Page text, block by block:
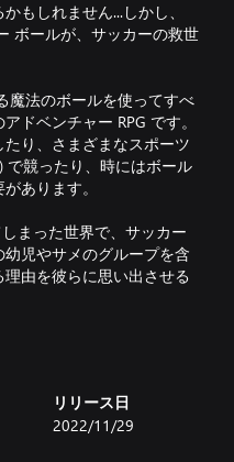
もしれません...しかし、
ボールが、サッカーの救世
魔法のボールを使ってすべ
ドベンチャー RPG です。
り、さまざまなスポーツ
で競ったり、時にはボール
あります。
まった世界で、サッカー
児やサメのグループを含
由を彼らに思い出させる
ローグレファレンス、奇
リリース日
2022/11/29